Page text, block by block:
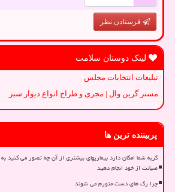
فرستادن نظر
لینک دوستان سلامت
تبلیغات انتخابات مجلس
مستر گرین وال | مجری و طراح انواع دیوار سبز
پربیننده ترین ها
گربه شما امکان دارد بیماریهای بیشتری از آن چه تصور می کنید به
صیانت از خود انجام دهید
چرا رگ های دست متورم می شوند